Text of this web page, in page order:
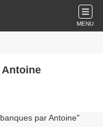
MENU